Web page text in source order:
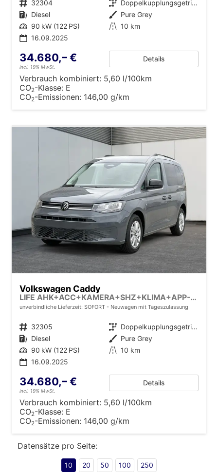
Fahrzeugnr. 32304 Getriebe
Doppelkupplungsgetriebe (DSG)
Kraftstoff Diesel Außenfarbe Pure Grey
Leistung 90 kW (122 PS) Kilometerstand 10 km
16.09.2025
34.680,– €
incl. 19% MwSt.
Details
Verbrauch kombiniert: 5,60 l/100km
CO2-Klasse: E
CO2-Emissionen: 146,00 g/km
Volkswagen Caddy
LIFE AHK+ACC+KAMERA+SHZ+KLIMA+APP-CONNECT
unverbindliche Lieferzeit: SOFORT Neuwagen mit Tageszulassung
Fahrzeugnr. 32305 Getriebe
Doppelkupplungsgetriebe (DSG)
Kraftstoff Diesel Außenfarbe Pure Grey
Leistung 90 kW (122 PS) Kilometerstand 10 km
16.09.2025
34.680,– €
incl. 19% MwSt.
Details
Verbrauch kombiniert: 5,60 l/100km
CO2-Klasse: E
CO2-Emissionen: 146,00 g/km
Datensätze pro Seite:
10 20 50 100 250